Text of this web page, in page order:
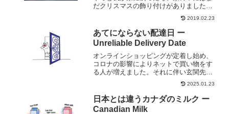
だクリスマスの飾り付けがありました
～。その飾り付けを見て、いくらクリス
マス好きの私でも思わずうんざり。お正
月の飾りが1月末になっても残っているみ
たいなもので、「もう十分...
2019.02.23
あてにならない配達日 ー
Unreliable Delivery Date
オンラインショッピングが定着し始め、
コロナの影響によりネットで買い物をす
る人が増えました。それに伴い玄関先に
置いてある宅配パッケージが盗まれると
いうケースも増えました。私は今まで配
達日をあまり気にしていませんでした
が、アメリカで盗まれる話を...
2025.01.23
日本とは違うカナダのミルク ー
Canadian Milk